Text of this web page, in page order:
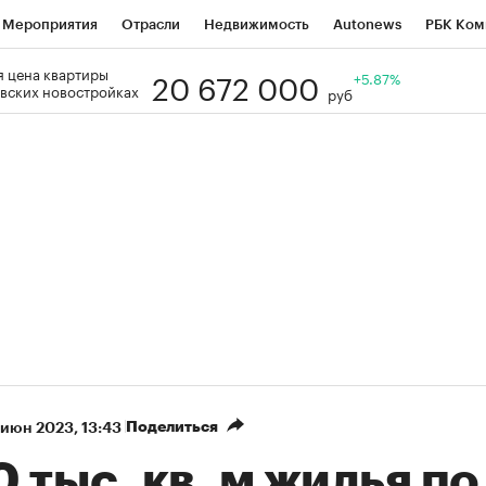
Мероприятия Отрасли Недвижимость Autonews РБК
Визионеры
цена квартиры
новостройках
20 672 000 руб
+5.87%
2023, 13:43 Поделиться